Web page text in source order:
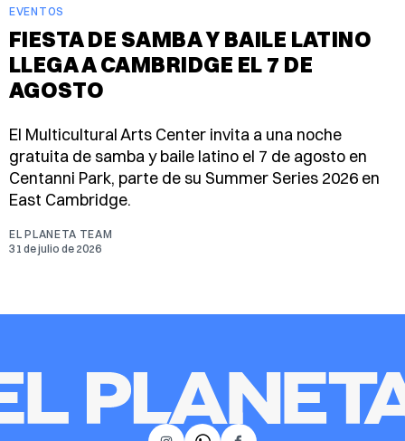
EVENTOS
FIESTA DE SAMBA Y BAILE LATINO
LLEGA A CAMBRIDGE EL 7 DE
AGOSTO
El Multicultural Arts Center invita a una noche
gratuita de samba y baile latino el 7 de agosto en
Centanni Park, parte de su Summer Series 2026 en
East Cambridge.
EL PLANETA TEAM
31 de julio de 2026